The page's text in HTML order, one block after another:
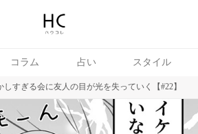
コラム 占い スタイル
すぎる会に友人の目が光を失っていく【#22】